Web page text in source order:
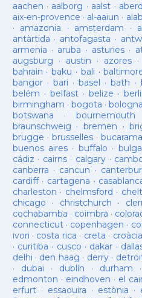
aachen · aalborg · aalst ·
aix-en-provence · al-aaiun ·
· amazonia · amsterdam ·
antàrtida · antofagasta ·
armenia · aruba · asturies·
augsburg · austin · azores
bahrain ·baku · bali ·
bangor· bari ·basel ·bath ·
belém · belfast· belize ·
birmingham · bogota · bologna
botswana · bournemouth
braunschweig · bremen ·
brugge · brusselles·
buenos aires· buffalo ·
cádiz · cairns· calgary ·
canberra · cancun ·
cardiff· cartagena ·
charleston · chelmsford ·
chicago · christchurch ·
cochabamba · coimbra ·
connecticut· copenhagen ·
ivori · costa rica · creta · croàcia
· curitiba · cusco · dakar ·
delhi · den haag · derry·
· dubai · dublín · durham ·
edmonton · eindhoven · el
erfurt· essaouira · estònia ·